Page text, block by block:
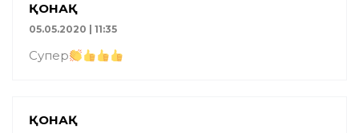
ҚОНАҚ
05.05.2020 | 11:35
Супер
ҚОНАҚ